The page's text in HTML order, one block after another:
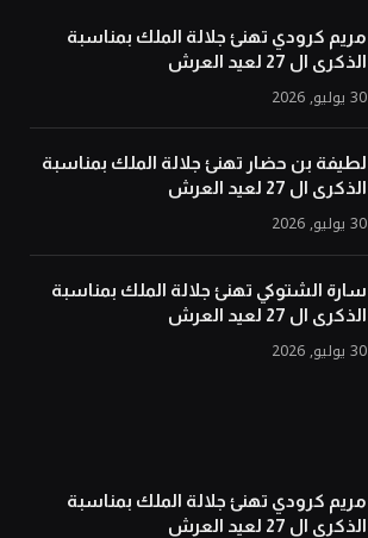
مريم كرودي تهنئ جلالة الملك بمناسبة
الذكرى ال 27 لعيد العرش
30 يوليو, 2026
لطيفة بن حضار تهنئ جلالة الملك بمناسبة
الذكرى ال 27 لعيد العرش
30 يوليو, 2026
سارة الشتوكي تهنئ جلالة الملك بمناسبة
الذكرى ال 27 لعيد العرش
30 يوليو, 2026
مريم كرودي تهنئ جلالة الملك بمناسبة
الذكرى ال 27 لعيد العرش